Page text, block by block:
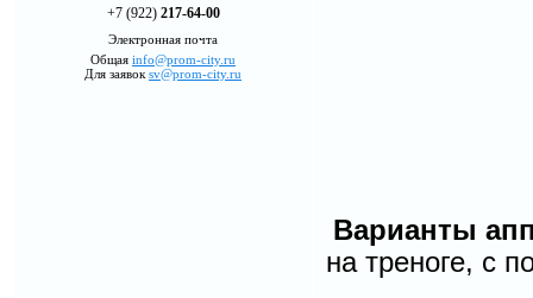
+7 (922) 217-64-00
Электронная почта
Общая info@prom-city.ru
Для заявок sv@prom-city.ru
Варианты
на треноге, с